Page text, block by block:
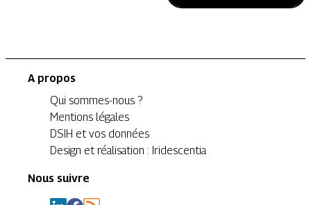
A propos
Qui sommes-nous ?
Mentions légales
DSIH et vos données
Design et réalisation : Iridescentia
Nous suivre